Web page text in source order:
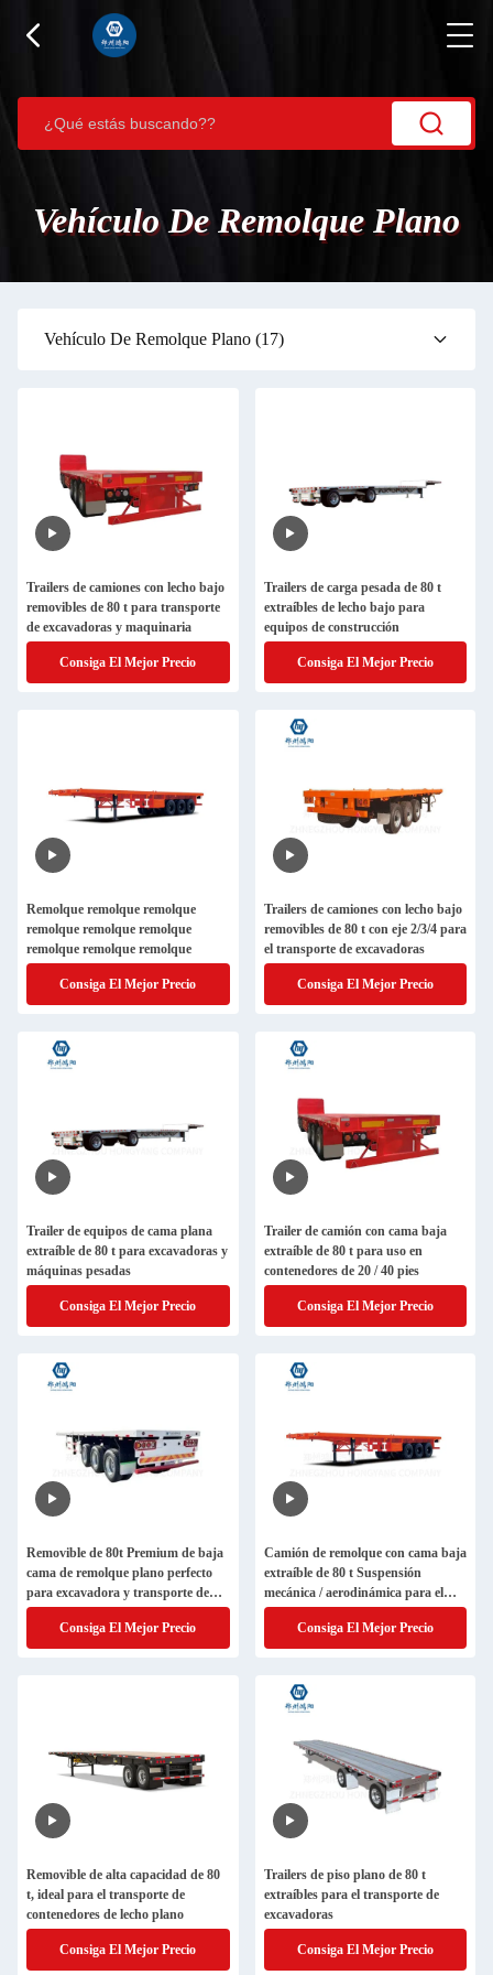
Vehículo De Remolque Plano
Vehículo De Remolque Plano (17)
Trailers de camiones con lecho bajo
removibles de 80 t para transporte
de excavadoras y maquinaria
Consiga El Mejor Precio
Trailers de carga pesada de 80 t
extraíbles de lecho bajo para
equipos de construcción
Consiga El Mejor Precio
Remolque remolque remolque
remolque remolque remolque
remolque remolque remolque
Consiga El Mejor Precio
Trailers de camiones con lecho bajo
removibles de 80 t con eje 2/3/4 para
el transporte de excavadoras
Consiga El Mejor Precio
Trailer de equipos de cama plana
extraíble de 80 t para excavadoras y
máquinas pesadas
Consiga El Mejor Precio
Trailer de camión con cama baja
extraíble de 80 t para uso en
contenedores de 20 / 40 pies
Consiga El Mejor Precio
Removible de 80t Premium de baja
cama de remolque plano perfecto
para excavadora y transporte de
contenedores
Consiga El Mejor Precio
Camión de remolque con cama baja
extraíble de 80 t Suspensión
mecánica / aerodinámica para el
transporte de equipos pesados
Consiga El Mejor Precio
Removible de alta capacidad de 80
t, ideal para el transporte de
contenedores de lecho plano
Consiga El Mejor Precio
Trailers de piso plano de 80 t
extraíbles para el transporte de
excavadoras
Consiga El Mejor Precio